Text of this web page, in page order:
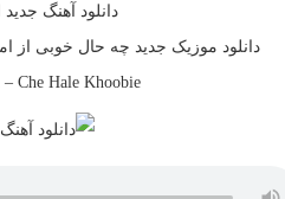
دانلود آهنگ جدید
دانلود موزیک جدید چه حال خوبی از
–Che Hale Khoobie